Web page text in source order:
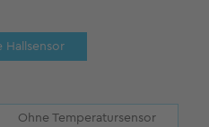
Hallsensor
Ohne Temperatursensor